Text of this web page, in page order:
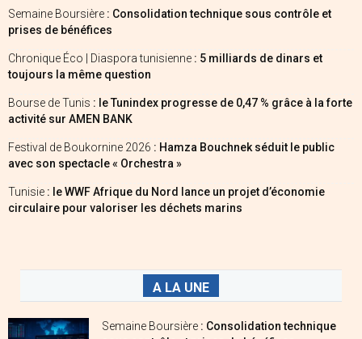
Semaine Boursière : Consolidation technique sous contrôle et
prises de bénéfices
Chronique Éco | Diaspora tunisienne : 5 milliards de dinars et
toujours la même question
Bourse de Tunis : le Tunindex progresse de 0,47 % grâce à la forte
activité sur AMEN BANK
Festival de Boukornine 2026 : Hamza Bouchnek séduit le public
avec son spectacle « Orchestra »
Tunisie : le WWF Afrique du Nord lance un projet d’économie
circulaire pour valoriser les déchets marins
A LA UNE
Semaine Boursière : Consolidation technique